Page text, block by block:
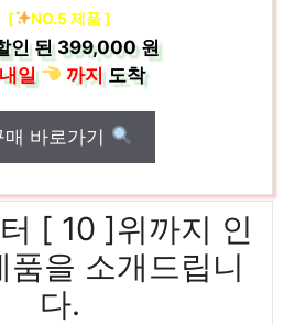
[ NO.5 제품 ]
인 된399,000 원
내일
까지도착
매 바로가기
[ 10 ]위까지 인
품을 소개드립니
다.